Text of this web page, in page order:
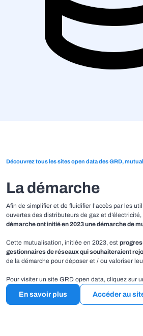
Découvrez tous les sites open data des GRD,
La démarche
Afin de simplifier et de fluidifier l’accès par les
ouvertes des distributeurs de gaz et d’électricité,
démarche ont initié en 2023 une démarche de
Cette mutualisation, initiée en 2023, est
gestionnaires de réseaux qui souhaiteraient
de la démarche pour déposer et / ou valoriser
Pour visiter un site GRD open data, cliquez sur
En savoir plus Accéder au